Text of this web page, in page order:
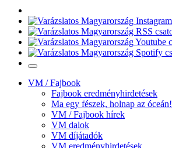
VM / Fajbook
Fajbook eredményhirdetések
Ma egy fészek, holnap az óceán!
VM / Fajbook hírek
VM dalok
VM díjátadók
VM eredményhirdetések